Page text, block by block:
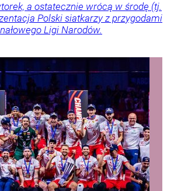
a ostatecznie wrócą w środę (tj.
Polski siatkarzy z przygodami
Ligi Narodów.